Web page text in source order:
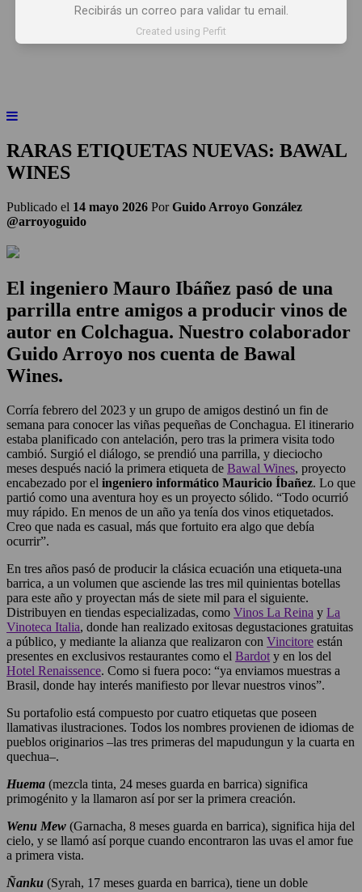
NOTICIAS ARTÍCULOS
RARAS ETIQUETAS NUEVAS: BAWAL
WINES
Publicado el 14 mayo 2026 PorGuido Arroyo González
@arroyoguido
El ingeniero Mauro Ibáñez pasó de una
parrilla entre amigos a producir vinos de
autor en Colchagua. Nuestro colaborador
Guido Arroyo nos cuenta de Bawal
Wines.
Corría febrero del 2023 y un grupo de amigos destinó un fin de
semana para conocer las viñas pequeñas de Conchagua. El itinerario
estaba planificado con antelación, pero tras la primera visita todo
cambió. Surgió el diálogo, se prendió una parrilla, y dieciocho
meses después nació la primera etiqueta de Bawal Wines, proyecto
encabezado por el ingeniero informático Mauricio Íbañez. Lo que
partió como una aventura hoy es un proyecto sólido. “Todo ocurrió
muy rápido. En menos de un año ya tenía dos vinos etiquetados.
Creo que nada es casual, más que fortuito era algo que debía
ocurrir”.
En tres años pasó de producir la clásica ecuación una etiqueta-una
barrica, a un volumen que asciende las tres mil quinientas botellas
para este año y proyectan más de siete mil para el siguiente.
Distribuyen en tiendas especializadas, como Vinos La Reina y La
Vinoteca Italia, donde han realizado exitosas degustaciones gratuitas
a público, y mediante la alianza que realizaron con Vincitore están
presentes en exclusivos restaurantes como el Bardot y en los del
Hotel Renaissence. Como si fuera poco: “ya enviamos muestras a
Brasil, donde hay interés manifiesto por llevar nuestros vinos”.
Su portafolio está compuesto por cuatro etiquetas que poseen
llamativas ilustraciones. Todos los nombres provienen de idiomas de
pueblos originarios –las tres primeras del mapudungun y la cuarta en
quechua–.
Huema (mezcla tinta, 24 meses guarda en barrica) significa
primogénito y la llamaron así por ser la primera creación.
Wenu Mew (Garnacha, 8 meses guarda en barrica), significa hija del
cielo, y se llamó así porque cuando encontraron las uvas el amor fue
a primera vista.
Ñanku (Syrah, 17 meses guarda en barrica), tiene un doble
Recibirás un correo para validar tu email.
Created using Perfit